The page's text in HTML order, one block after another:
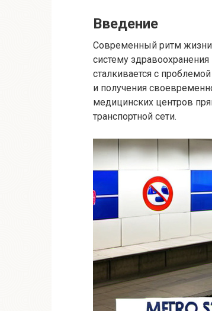
Введение
Современный ритм жизни
систему
сталкивается с
и получения
медицинских центров
транспортной сети.